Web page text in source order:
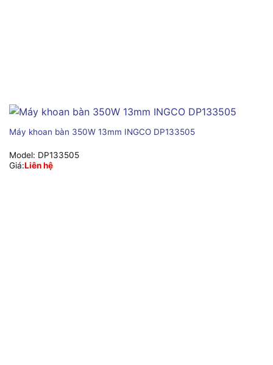
Máy khoan bàn 350W 13mm INGCO DP133505
Model: DP133505
Giá:Liên hệ